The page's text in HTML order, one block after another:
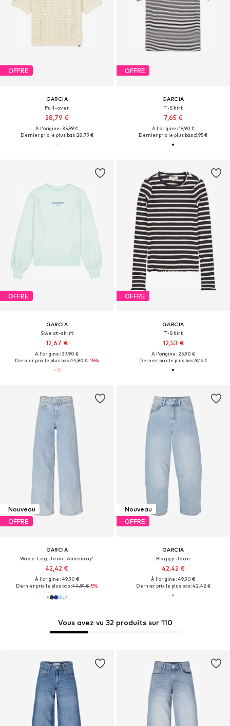
OFFRE
GARCIA
Pull-over
28,79 €
À l'origine : 35,99 €
Dernier prix le plus bas :28,79 €
OFFRE
GARCIA
T-Shirt
7,65 €
À l'origine : 19,90 €
Dernier prix le plus bas :6,95 €
OFFRE
GARCIA
Sweat-shirt
12,67 €
À l'origine : 37,90 €
Dernier prix le plus bas :14,90 €-15%
OFFRE
GARCIA
T-Shirt
12,53 €
À l'origine : 25,90 €
Dernier prix le plus bas :9,16 €
Nouveau
OFFRE
GARCIA
Wide Leg Jean 'Annemay'
42,42 €
À l'origine : 49,90 €
Dernier prix le plus bas :44,91 €-5%
+1
Nouveau
OFFRE
GARCIA
Baggy Jean
42,42 €
À l'origine : 49,90 €
Dernier prix le plus bas :42,42 €
Vous avez vu 32 produits sur 110